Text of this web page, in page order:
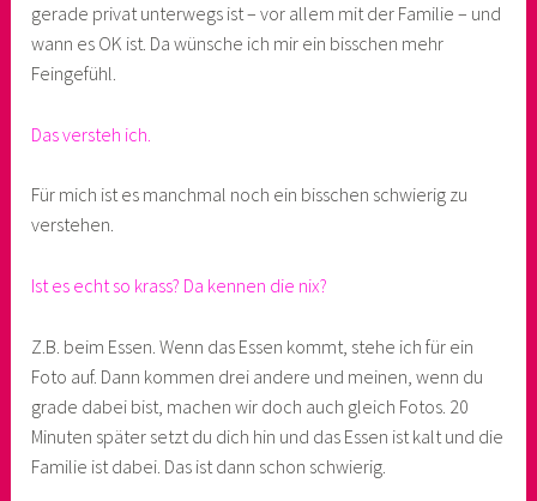
gerade privat unterwegs ist – vor allem mit der Familie – und
wann es OK ist. Da wünsche ich mir ein bisschen mehr
Feingefühl.
Das versteh ich.
Für mich ist es manchmal noch ein bisschen schwierig zu
verstehen.
Ist es echt so krass? Da kennen die nix?
Z.B. beim Essen. Wenn das Essen kommt, stehe ich für ein
Foto auf. Dann kommen drei andere und meinen, wenn du
grade dabei bist, machen wir doch auch gleich Fotos. 20
Minuten später setzt du dich hin und das Essen ist kalt und die
Familie ist dabei. Das ist dann schon schwierig.